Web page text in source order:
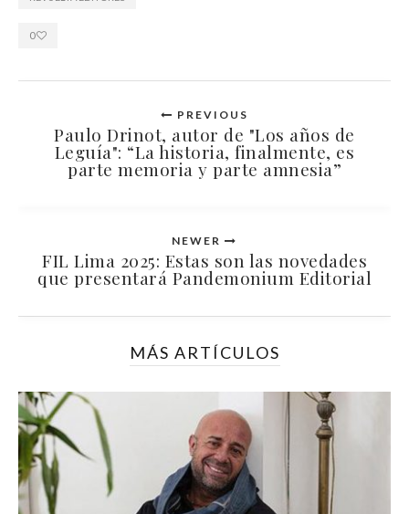
0
PREVIOUS
Paulo Drinot, autor de "Los años de
Leguía": “La historia, finalmente, es
parte memoria y parte amnesia”
NEWER
FIL Lima 2025: Estas son las novedades
que presentará Pandemonium Editorial
MÁS ARTÍCULOS